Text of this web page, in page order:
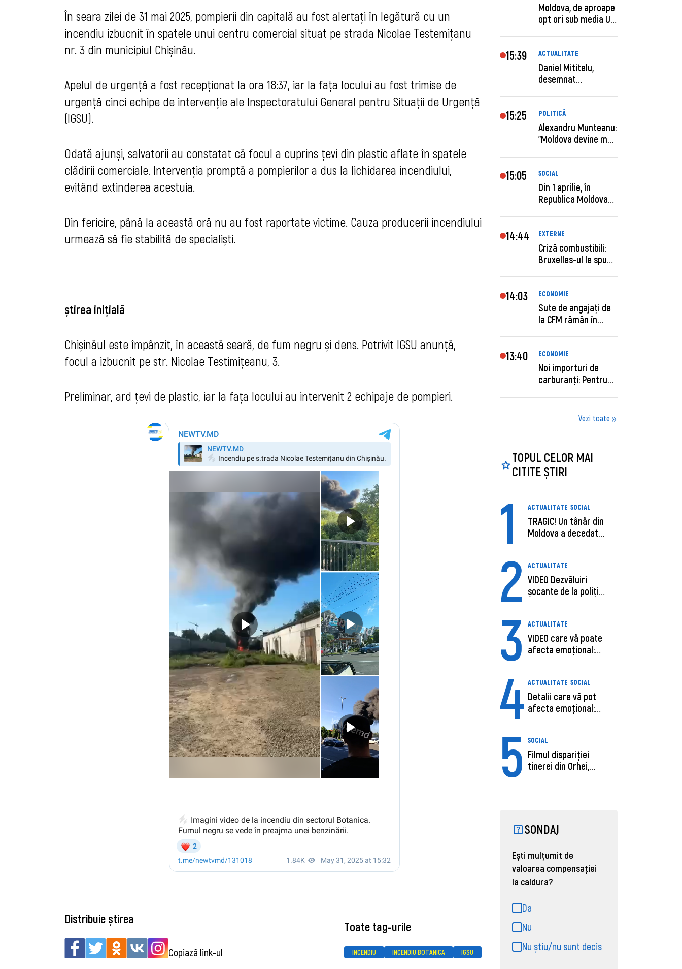
În seara zilei de 31 mai 2025, pompierii din capitală au fost alertați în legătură cu un
incendiu izbucnit în spatele unui centru comercial situat pe strada Nicolae Testemițanu
nr. 3 din municipiul Chișinău.
Apelul de urgență a fost recepționat la ora 18:37, iar la fața locului au fost trimise de
urgență cinci echipe de intervenție ale Inspectoratului General pentru Situații de Urgență
(IGSU).
Odată ajunși, salvatorii au constatat că focul a cuprins țevi din plastic aflate în spatele
clădirii comerciale. Intervenția promptă a pompierilor a dus la lichidarea incendiului,
evitând extinderea acestuia.
Din fericire, până la această oră nu au fost raportate victime. Cauza producerii incendiului
urmează să fie stabilită de specialiști.
știrea inițială
Chișinăul este împânzit, în această seară, de fum negru și dens. Potrivit IGSU anunță,
focul a izbucnit pe str. Nicolae Testimițeanu, 3.
Preliminar, ard țevi de plastic, iar la fața locului au intervenit 2 echipaje de pompieri.
Distribuie știrea
Copiază link-ul
Toate tag-urile
INCENDIU INCENDIU BOTANICA IGSU
Moldova, de aproape
opt ori sub media UE
15:39 ACTUALITATE
Daniel Mititelu,
desemnat
15:25 POLITICĂ
Alexandru Munteanu:
"Moldova devine mai
15:05 SOCIAL
Din 1 aprilie, în
Republica Moldova
14:44 EXTERNE
Criză combustibili:
Bruxelles-ul le spune
14:03 ECONOMIE
Sute de angajaţi de
la CFM rămân în
13:40 ECONOMIE
Noi importuri de
carburanți: Pentru
Vezi toate
TOPUL CELOR MAI
CITITE ȘTIRI
1 ACTUALITATE SOCIAL
TRAGIC! Un tânăr din
Moldova a decedat
2 ACTUALITATE
VIDEO Dezvăluiri
șocante de la poliție,
3 ACTUALITATE
VIDEO care vă poate
afecta emoțional:
4 ACTUALITATE SOCIAL
Detalii care vă pot
afecta emoțional:
5 SOCIAL
Filmul dispariției
tinerei din Orhei,
SONDAJ
Ești mulțumit de
valoarea compensației
la căldură?
Da
Nu
Nu știu/nu sunt decis